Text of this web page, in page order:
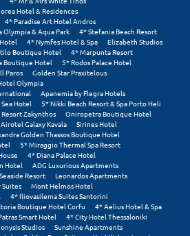
Hotel & Residences
4* Paradise Art Hotel Andros
Olympia & Aqua Park
4* Stefania Beach Resort
4* Nymfes Hotel & Spa
Elizabeth Studios
Boutique Hotel
4* Marpunta Resort
Boutique Hotel
5* Rodos Palace Hotel
Paros
Golden Star Praxitelous
Olympia
Apanemia by Flegra Hotels
Hotel
5* Nikki Beach Resort & Spa Porto Heli
Zakynthos
Oniropetra Boutique Hotel
Galaxy Kavala
Sirines Hotel
Golden Thassos Boutique Hotel
5* Miraggio Thermal Spa Resort
4* Diana Palace Hotel
Hotel
ADG Luxurious Apartments
Resort
Leonardos Apartments
Suites
Mont Helmos Hotel
4* Iliovasilema Suites Santorini
Boutique Hotel Corfu
4* Aelius Hotel & Spa
Smart Hotel
4* City Hotel Thessaloniki
Studios
Sunshine Apartments